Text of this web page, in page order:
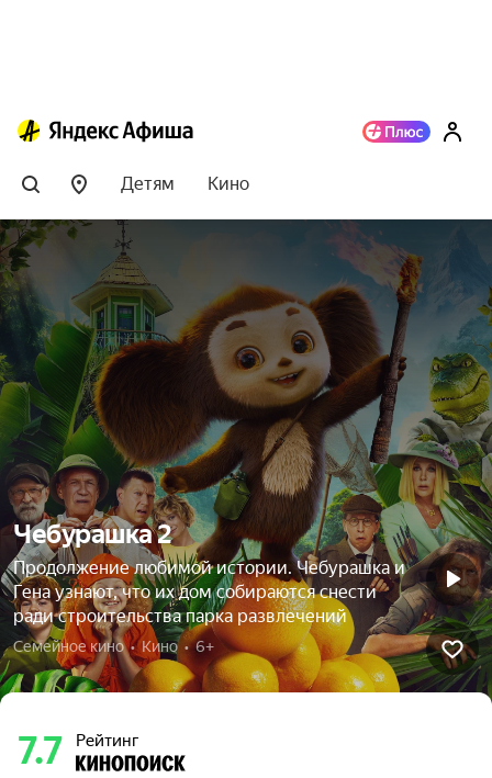
Детям Кино
Чебурашка 2
Продолжение любимой истории. Чебурашка и
Гена узнают, что их дом собираются снести
ради строительства парка развлечений
Семейное кино  •  Кино  •  6+
7.7 Рейтинг